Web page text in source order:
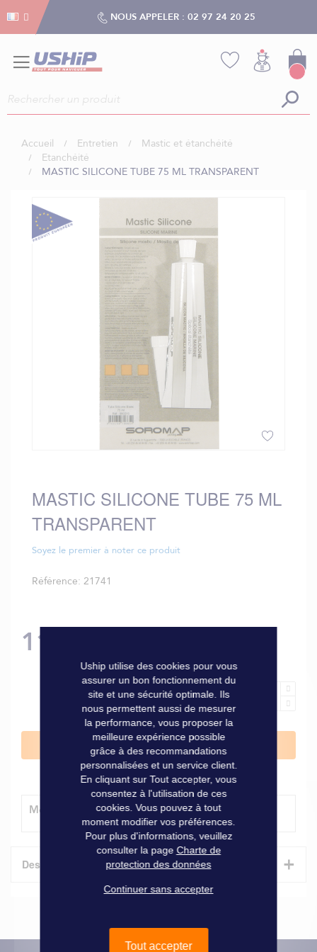
NOUS APPELER : 02 97 24 20 25
Accueil Entretien
Mastic et étanchéité
Etanchéité
MASTIC SILICONE TUBE 75 ML TRANSPARENT
Skip
to
the
end
the
beginning
of
the
images
MASTIC SILICONE TUBE 75 ML
TRANSPARENT
Soyez le premier à noter ce produit
Référence 21741
11,30 €
Ajouter au panier
Modes de livraison
Description +
Gestion des cookies
Uship utilise des cookies pour vous
assurer un bon fonctionnement du
site et une sécurité optimale. Ils
nous permettent aussi de mesurer
la performance, vous proposer la
meilleure expérience possible
grâce à des recommandations
personnalisées et un service client.
En cliquant sur Tout accepter, vous
consentez à l'utilisation de ces
cookies. Vous pouvez à tout
moment modifier vos préférences.
Pour plus d'informations, veuillez
consulter la page Charte de
protection des données
Continuer sans accepter
Tout accepter
Gestion des cookies